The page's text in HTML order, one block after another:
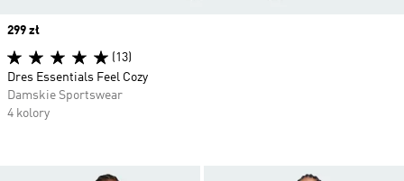
Price
299 zł
(13)
Dres Essentials Feel Cozy
Damskie Sportswear
4 kolory